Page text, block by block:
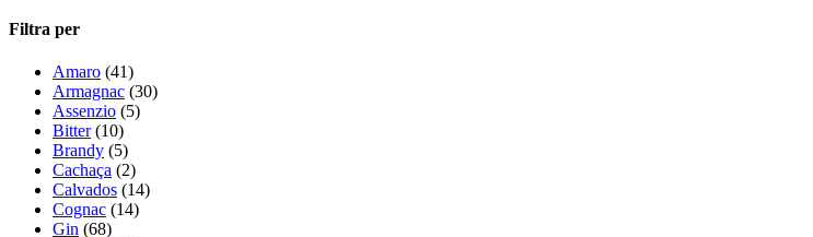
Filtra per
Amaro (41)
Armagnac (30)
Assenzio (5)
Bitter (10)
Brandy (5)
Cachaça (2)
Calvados (14)
Cognac (14)
Gin (68)